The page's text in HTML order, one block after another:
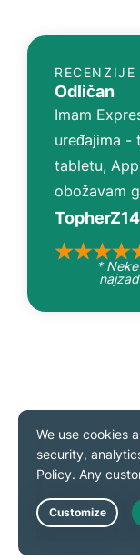
RECENZIJE
Odličan
Imam
uređajima -
tabletu,
obožavam
*